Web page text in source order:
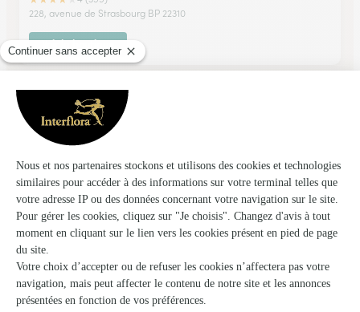
228, avenue de Strasbourg BP 22310
Voir la boutique
Yanna Fleurs
Nancy
★★
14 place des Vosges
Voir la boutique